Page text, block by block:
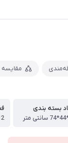
مقایسه
بسته بندی
12